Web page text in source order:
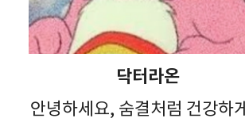
닥터라온
안녕하세요, 숨결처럼 건강하